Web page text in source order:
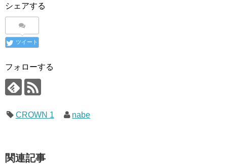
シェアする
ツイート
フォローする
CROWN 1 nabe
関連記事